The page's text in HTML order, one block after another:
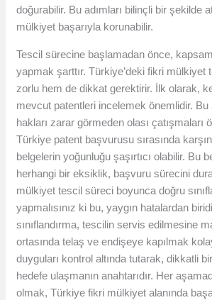
doğurabilir. Bu adımları bilinçli bir şekilde
mülkiyet başarıyla korunabilir.
Tescil sürecine başlamadan önce,
yapmak şarttır. Türkiye’deki fikri mülkiyet
zorlu hem de dikkat gerektirir. İlk olarak,
mevcut patentleri incelemek önemlidir. Bu
hakları zarar görmeden olası çatışmaları
Türkiye patent başvurusu sırasında
belgelerin yoğunluğu şaşırtıcı olabilir. Bu
herhangi bir eksiklik, başvuru sürecini
mülkiyet tescil süreci boyunca doğru
yapmalısınız ki bu, yaygın hatalardan
sınıflandırma, tescilin servis edilmesine
ortasında telaş ve endişeye kapılmak
duyguları kontrol altında tutarak, dikkatli
hedefe ulaşmanın anahtarıdır. Her
olmak, Türkiye fikri mülkiyet alanında